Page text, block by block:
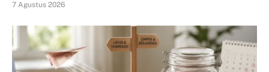
7 Agustus 2026